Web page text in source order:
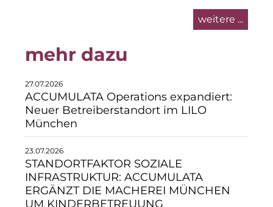
Staycity Group
Über uns
Über SCRIVO Public Relations
Kontakt
weitere ...
mehr dazu
27.07.2026
ACCUMULATA Operations expandiert:
Neuer Betreiberstandort im LILO
München
23.07.2026
STANDORTFAKTOR SOZIALE
INFRASTRUKTUR: ACCUMULATA
ERGÄNZT DIE MACHEREI MÜNCHEN
UM KINDERBETREUUNG